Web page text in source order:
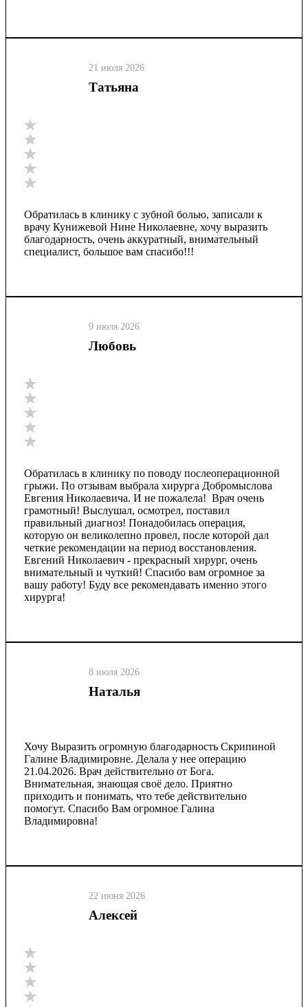
21 июля 2026
Татьяна
Обратилась в клинику с зубной болью, записали к
врачу Кунижевой Нине Николаевне, хочу выразить
благодарность, очень аккуратный, внимательный
специалист, большое вам спасибо!!!
9 июля 2026
Любовь
Обратилась в клинику по поводу послеоперационной
грыжи. По отзывам выбрала хирурга Добромыслова
Евгения Николаевича. И не пожалела! Врач очень
грамотный! Выслушал, осмотрел, поставил
правильный диагноз! Понадобилась операция,
которую он великолепно провел, после которой дал
четкие рекомендации на период восстановления.
Евгений Николаевич - прекрасный хирург, очень
внимательный и чуткий! Спасибо вам огромное за
вашу работу! Буду все рекомендавать именно этого
хирурга!
8 июля 2026
Наталья
Хочу Выразить огромную благодарность Скрипиной
Галине Владимировне. Делала у нее операцию
21.04.2026. Врач действительно от Бога.
Внимательная, знающая своё дело. Приятно
приходить и понимать, что тебе действительно
помогут. Спасибо Вам огромное Галина
Владимировна!
22 июня 2026
Алексей